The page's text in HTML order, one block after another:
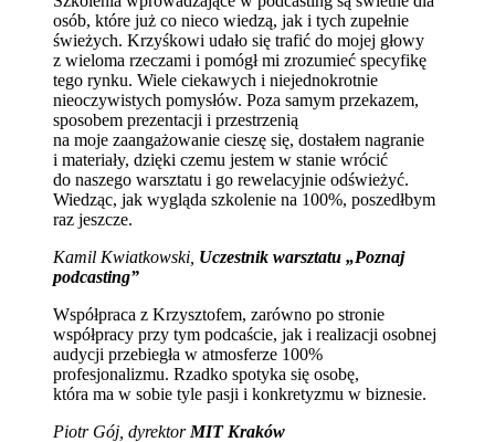
osób, które już co nieco wiedzą, jak i tych zupełnie
świeżych. Krzyśkowi udało się trafić do mojej głowy
z wieloma rzeczami i pomógł mi zrozumieć specyfikę
tego rynku. Wiele ciekawych i niejednokrotnie
nieoczywistych pomysłów. Poza samym przekazem,
sposobem prezentacji i przestrzenią
na moje zaangażowanie cieszę się, dostałem nagranie
i materiały, dzięki czemu jestem w stanie wrócić
do naszego warsztatu i go rewelacyjnie odświeżyć.
Wiedząc, jak wygląda szkolenie na 100%, poszedłbym
raz jeszcze.
Kamil Kwiatkowski, Uczestnik warsztatu „Poznaj
podcasting”
Współpraca z Krzysztofem, zarówno po stronie
współpracy przy tym podcaście, jak i realizacji osobnej
audycji przebiegła w atmosferze 100%
profesjonalizmu. Rzadko spotyka się osobę,
która ma w sobie tyle pasji i konkretyzmu w biznesie.
Piotr Gój, dyrektorMIT Kraków